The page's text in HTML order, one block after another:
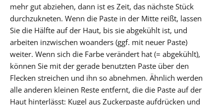
mehr gut abziehen, dann ist es Zeit, das nächste Stück
durchzukneten. Wenn die Paste in der Mitte reißt, lassen
Sie die Hälfte auf der Haut, bis sie abgekühlt ist, und
arbeiten inzwischen woanders (ggf. mit neuer Paste)
weiter. Wenn sich die Farbe verändert hat (= abgekühlt),
können Sie mit der gerade benutzten Paste über den
Flecken streichen und ihn so abnehmen. Ähnlich werden
alle anderen kleinen Reste entfernt, die die Paste auf der
Haut hinterlässt: Kugel aus Zuckerpaste aufdrücken und